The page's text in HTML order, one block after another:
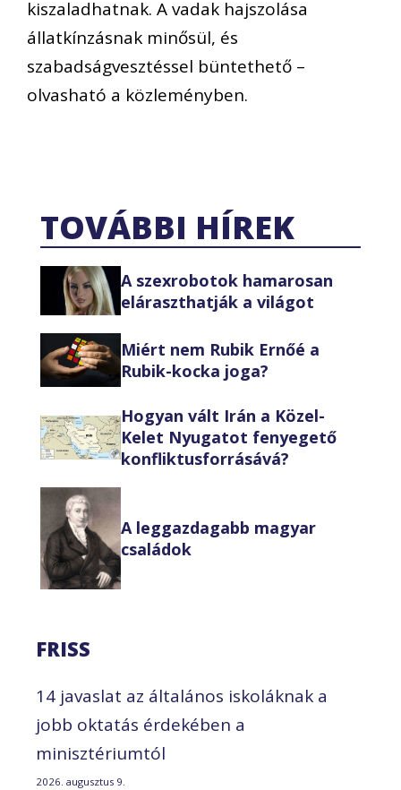
kiszaladhatnak. A vadak hajszolása
állatkínzásnak minősül, és
szabadságvesztéssel büntethető –
olvasható a közleményben.
TOVÁBBI HÍREK
A szexrobotok hamarosan
eláraszthatják a világot
Miért nem Rubik Ernőé a
Rubik-kocka joga?
Hogyan vált Irán a Közel-
Kelet Nyugatot fenyegető
konfliktusforrásává?
A leggazdagabb magyar
családok
FRISS
14 javaslat az általános iskoláknak a
jobb oktatás érdekében a
minisztériumtól
2026. augusztus 9.